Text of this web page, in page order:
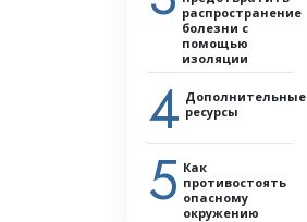
симптомами
Вспышки заболеваний
Резюме
Глоссарий
распространение
болезни с
помощью
изоляции
4 Дополнительные
ресурсы
5 Как
противостоять
опасному
окружению